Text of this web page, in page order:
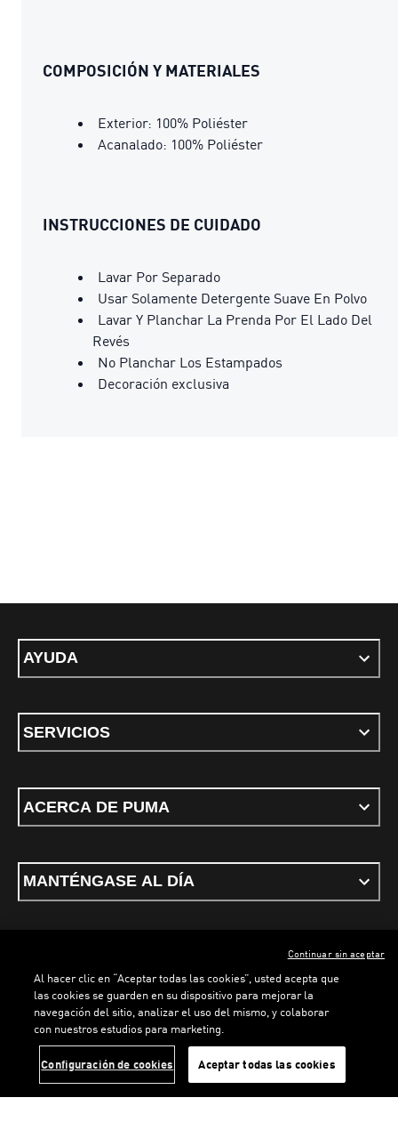
LOADING...
COMPOSICIÓN Y MATERIALES
Exterior: 100% Poliéster
Acanalado: 100% Poliéster
INSTRUCCIONES DE CUIDADO
Lavar Por Separado
Usar Solamente Detergente Suave En Polvo
Lavar Y Planchar La Prenda Por El Lado Del
Revés
No Planchar Los Estampados
Decoración exclusiva
AYUDA
SERVICIOS
ACERCA DE PUMA
MANTÉNGASE AL DÍA
Términos y condicionesPolítica de Privacidad
ESPAÑOL
PUMA, 2026. Todos los derechos reservados
Al hacer clic en “Aceptar todas las cookies”, usted acepta que
las cookies se guarden en su dispositivo para mejorar la
navegación del sitio, analizar el uso del mismo, y colaborar
con nuestros estudios para marketing.
Configuración de cookies Aceptar todas las cookies
Continuar sin aceptar